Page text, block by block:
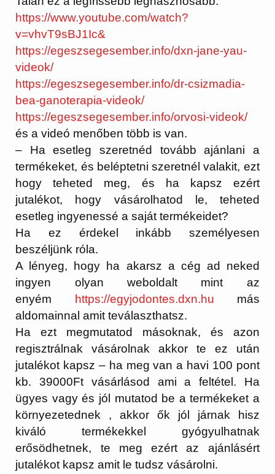
https://www.youtube.com/watch?
v=vhvT9sBJ1Ic&
https://egeszsegesember.info/dxn-jane-yau-
videok/
https://egeszsegesember.info/dr-csizmadia-
bea-ganoterapia-videok/
https://egeszsegesember.info/orvosi-videok/
és a videó menőben több is van.
– Ha esetleg szeretnéd tovább ajánlani a
termékeket, és beléptetni szeretnél valakit, ezt
hogy teheted meg, és ha kapsz ezért
jutalékot, hogy vásárolhatod le, teheted
esetleg ingyenessé a saját termékeidet?
Ha ez érdekel inkább személyesen
beszéljünk róla.
A lényeg, hogy ha akarsz a cég ad neked
ingyen olyan weboldalt mint az
enyém
https://egyjodontes.dxn.hu más
aldomainnal amit teválaszthatsz.
Ha ezt megmutatod másoknak, és azon
regisztrálnak vásárolnak akkor te ez után
jutalékot kapsz – ha meg van a havi 100 pont
kb. 39000Ft vásárlásod ami a feltétel. Ha
ügyes vagy és jól mutatod be a termékeket a
környezetednek , akkor ők jól járnak hisz
kiváló termékekkel gyógyulhatnak
erősödhetnek, te meg ezért az ajánlásért
jutalékot kapsz amit le tudsz vásárolni.